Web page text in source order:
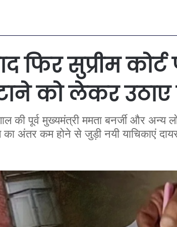
फिर सुप्रीम कोर्ट
को लेकर
की पूर्व मुख्यमंत्री ममता बनर्जी और
का अंतर कम होने से जुड़ी नयी याचिकाएं